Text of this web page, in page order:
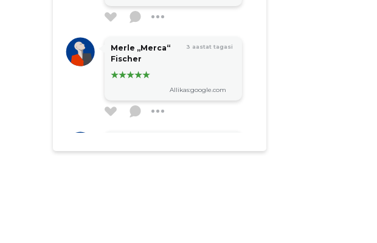
Merle „Merca“
Fischer
3 aastat tagasi
Allikas:google.com